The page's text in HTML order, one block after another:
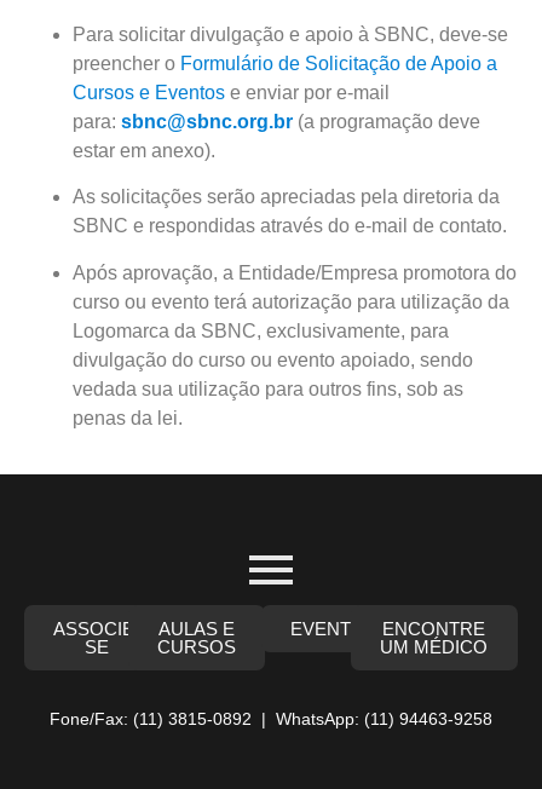
Para solicitar divulgação e apoio à SBNC, deve-se
preencher o Formulário de Solicitação de Apoio a
Cursos e Eventos e enviar por e-mail
para: sbnc@sbnc.org.br (a programação deve
estar em anexo).
As solicitações serão apreciadas pela diretoria da
SBNC e respondidas através do e-mail de contato.
Após aprovação, a Entidade/Empresa promotora do
curso ou evento terá autorização para utilização da
Logomarca da SBNC, exclusivamente, para
divulgação do curso ou evento apoiado, sendo
vedada sua utilização para outros fins, sob as
penas da lei.
ASSOCIE-
SE
AULAS E
CURSOS
EVENTOS
ENCONTRE
UM MÉDICO
Fone/Fax: (11) 3815-0892 | WhatsApp: (11) 94463-9258